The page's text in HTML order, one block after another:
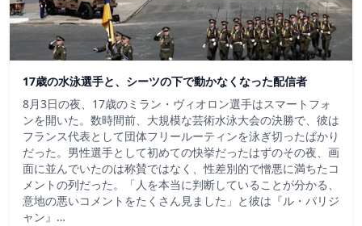
17歳の水泳選手と、シーツの下で動かなくなった配信者
8月3日の夜、17歳のミラン・ヴィオロン選手はスマートフォ
ンを開いた。数時間前、大規模な芸術水泳大会の決勝で、彼は
フランス代表として団体フリールーティンを泳ぎ切ったばかり
だった。男性選手として初めての快挙だったはずのその夜、画
面に並んでいたのは称賛ではなく、性差別的で憎悪に満ちたコ
メントの列だった。「人を本当に判断していることが分かる、
意地の悪いコメントをたくさん見ました」と彼は『ル・パリジ
ャン』…